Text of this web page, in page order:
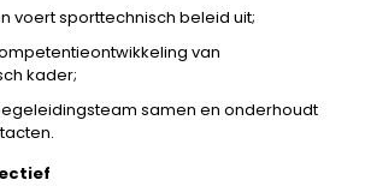
voert sporttechnisch beleid uit;
van
kader;
samen en onderhoudt